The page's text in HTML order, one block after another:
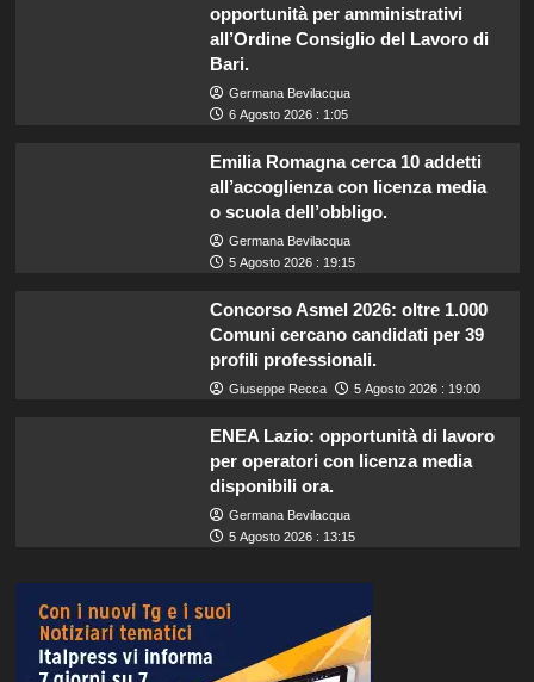
opportunità per amministrativi
all’Ordine Consiglio del Lavoro di
Bari.
Germana Bevilacqua
6 Agosto 2026 : 1:05
Emilia Romagna cerca 10 addetti
all’accoglienza con licenza media
o scuola dell’obbligo.
Germana Bevilacqua
5 Agosto 2026 : 19:15
Concorso Asmel 2026: oltre 1.000
Comuni cercano candidati per 39
profili professionali.
Giuseppe Recca 5 Agosto 2026 : 19:00
ENEA Lazio: opportunità di lavoro
per operatori con licenza media
disponibili ora.
Germana Bevilacqua
5 Agosto 2026 : 13:15